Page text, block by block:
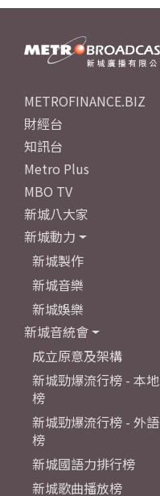
METROFINANCE.BIZ
財經台
知訊台
Metro Plus
MBO TV
新城八大家
新城動力
新城製作
新城音樂
新城娛樂
新城音統會
成立原意及架構
新城勁爆流行榜 - 本地
榜
新城勁爆流行榜 - 外語
榜
新城國語力排行榜
新城歌曲播放榜